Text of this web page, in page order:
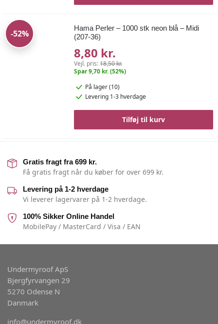
-52%
Hama Perler – 1000 stk neon blå – Midi
(207-36)
8,80 kr.
Vejl. pris:18,50 kr.
Spar 9,70 kr. (52%)
På lager (10)
Levering 1-3 hverdage
Tilføj til kurv
Gratis fragt fra 699 kr.
Få gratis fragt når du køber for over 699 kr.
Levering på 1-2 hverdage
Vi leverer lagervarer på 1-2 hverdage.
100% Sikker Online Handel
MobilePay / MasterCard / Visa / EAN
Undermyroof ApS
Bjergfyrvangen 29
5270 Odense N
Danmark
info@undermyroof.dk